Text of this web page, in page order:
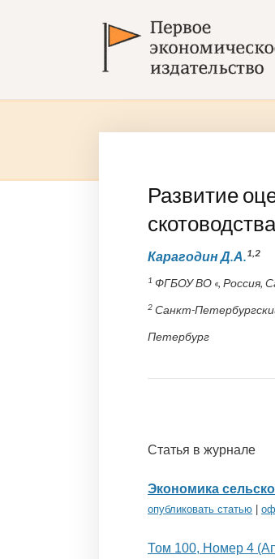
Развитие
Карагодин Д.А.1,2
1 ФГБОУ ВО «, Россия,
2 Санкт-
Петербург
Статья в журнале
Экономика
опубликовать статью
Том 100, Номер 4